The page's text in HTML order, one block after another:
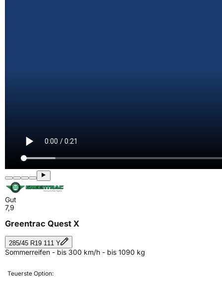
Gut
7,9
Greentrac Quest X
285/45 R19 111 Y
Sommerreifen - bis 300 km/h - bis 1090 kg
Teuerste Option: